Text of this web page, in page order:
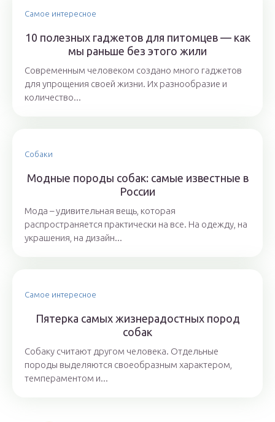
Самое интересное
10 полезных гаджетов для питомцев — как
мы раньше без этого жили
Современным человеком создано много гаджетов
для упрощения своей жизни. Их разнообразие и
количество...
Собаки
Модные породы собак: самые известные в
России
Мода – удивительная вещь, которая
распространяется практически на все. На одежду, на
украшения, на дизайн...
Самое интересное
Пятерка самых жизнерадостных пород
собак
Собаку считают другом человека. Отдельные
породы выделяются своеобразным характером,
темпераментом и...